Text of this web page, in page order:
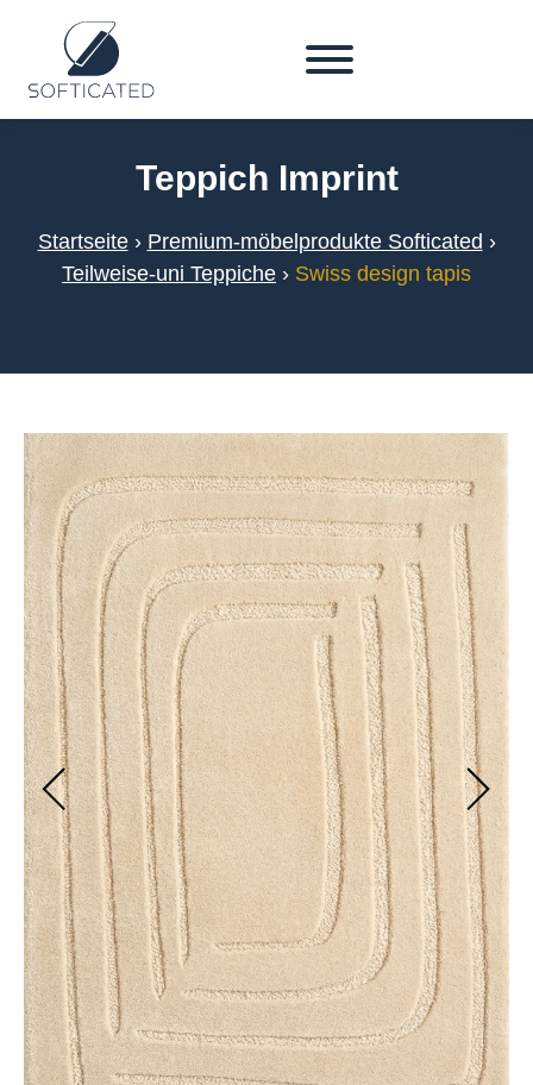
Teppich Imprint
Startseite› Premium-möbelprodukte Softicated ›
Teilweise-uni Teppiche › Swiss design tapis